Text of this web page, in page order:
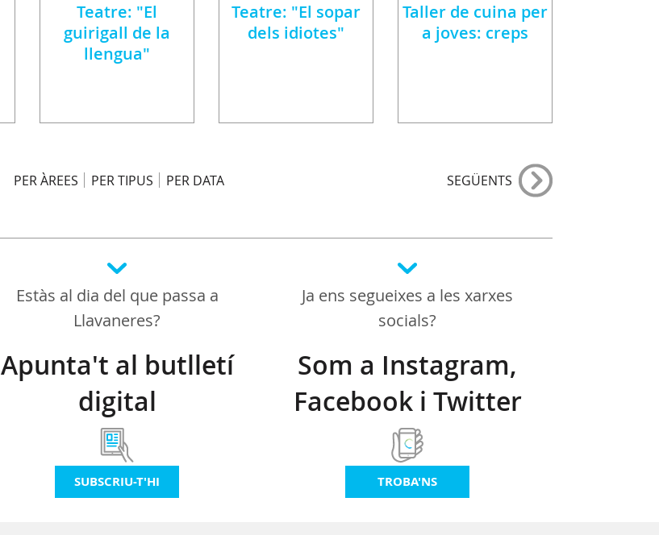
Teatre: "El
guirigall de la
llengua"
Teatre: "El sopar
dels idiotes"
Taller de cuina per
a joves: creps
PER ÀREES PER TIPUS PER DATA SEGÜENTS
Estàs al dia del que passa a
Llavaneres?
Apunta't al butlletí
digital
SUBSCRIU-T'HI
Ja ens segueixes a les xarxes
socials?
Som a Instagram,
Facebook i Twitter
TROBA'NS